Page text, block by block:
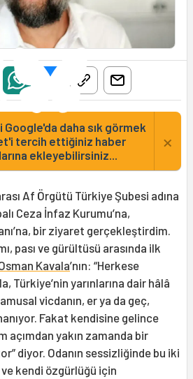
daha sık görmek
tercih ettiğiniz haber
ekleyebilirsiniz...
×
Af Örgütü Türkiye Şubesi adına
Ceza İnfaz Kurumu’na,
bir ziyaret gerçekleştirdim.
pası ve gürültüsü arasında ilk
Kavala’nın: “Herkese
Türkiye’nin yarınlarına dair hâlâ
vicdanın, er ya da geç,
Fakat kendisine gelince
açımdan yakın zamanda bir
diyor. Odanın sessizliğinde bu iki
kendi özgürlüğü için